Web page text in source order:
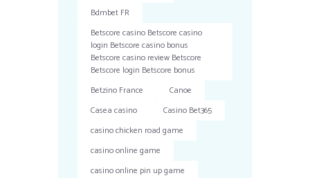
Bdmbet FR
Betscore casino Betscore casino
login Betscore casino bonus
Betscore casino review Betscore
Betscore login Betscore bonus
Betzino France
Canoe
Casea casino
Casino Bet365
casino chicken road game
casino online game
casino online pin up game